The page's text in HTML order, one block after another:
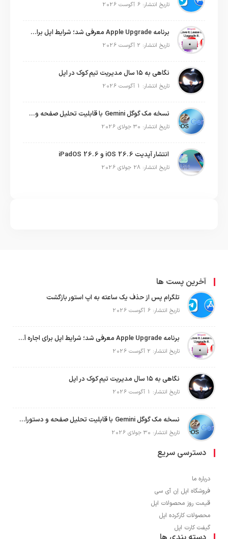
تاریخ انتشار: 6 آگوست 2026
برنامه Apple Upgrade معرفی شد؛ شرایط اپل برای اجاره آیفون، آیپد، مک و اپل واچ
تاریخ انتشار: 2 آگوست 2026
نگاهی به ۱۵ سال مدیریت تیم کوک در اپل
تاریخ انتشار: 1 آگوست 2026
نسخه مک گوگل Gemini با قابلیت تحلیل صفحه و دستورات صوتی در به‌روزرسانی جدید
تاریخ انتشار: 30 جولای 2026
انتشار آپدیت iOS 26.6 و iPadOS 26.6
تاریخ انتشار: 28 جولای 2026
آخرین پست ها
تلگرام پس از حذف یک ساعته به اپ استور بازگشت
تاریخ انتشار: 6 آگوست 2026
برنامه Apple Upgrade معرفی شد؛ شرایط اپل برای اجاره آیفون، آیپد، مک و اپل واچ
تاریخ انتشار: 2 آگوست 2026
نگاهی به ۱۵ سال مدیریت تیم کوک در اپل
تاریخ انتشار: 1 آگوست 2026
نسخه مک گوگل Gemini با قابلیت تحلیل صفحه و دستورات صوتی در به‌روزرسانی جدید
تاریخ انتشار: 30 جولای 2026
دسترسی سریع
درباره ما
فروشگاه اپل اِن آی سی
قیمت روز محصولات اپل
محصولات کارکرده اپل
گیفت کارت اپل